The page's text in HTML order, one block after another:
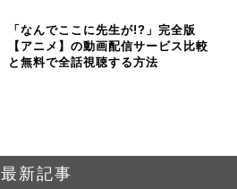
「なんでここに先生が!?」完全版
【アニメ】の動画配信サービス比較
と無料で全話視聴する方法
最新記事